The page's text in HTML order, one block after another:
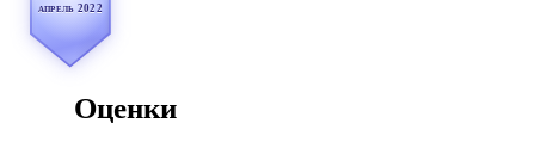
апрель 2022
Оценки